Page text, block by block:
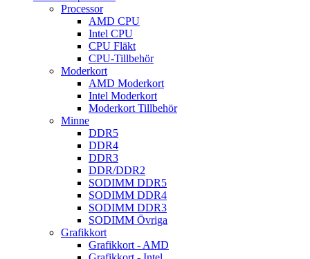
Processor
AMD CPU
Intel CPU
CPU Fläkt
CPU-Tillbehör
Moderkort
AMD Moderkort
Intel Moderkort
Moderkort Tillbehör
Minne
DDR5
DDR4
DDR3
DDR/DDR2
SODIMM DDR5
SODIMM DDR4
SODIMM DDR3
SODIMM Övriga
Grafikkort
Grafikkort - AMD